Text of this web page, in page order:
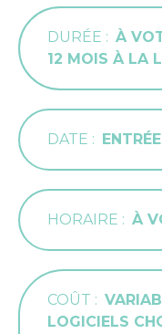
DURÉE
À
12 MOIS À LA
DATE
HORAIRE À
COÛT
LOGICIELS